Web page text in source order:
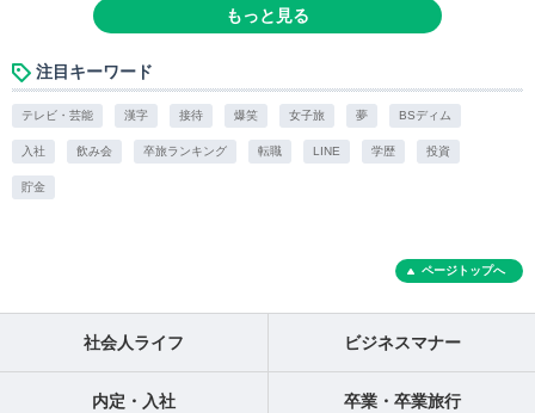
もっと見る
注目キーワード
テレビ・芸能 漢字 接待 爆笑 女子旅 夢 BSディム
入社 飲み会 卒旅ランキング 転職 LINE 学歴 投資
貯金
ページトップへ
社会人ライフ ビジネスマナー
内定・入社 卒業・卒業旅行